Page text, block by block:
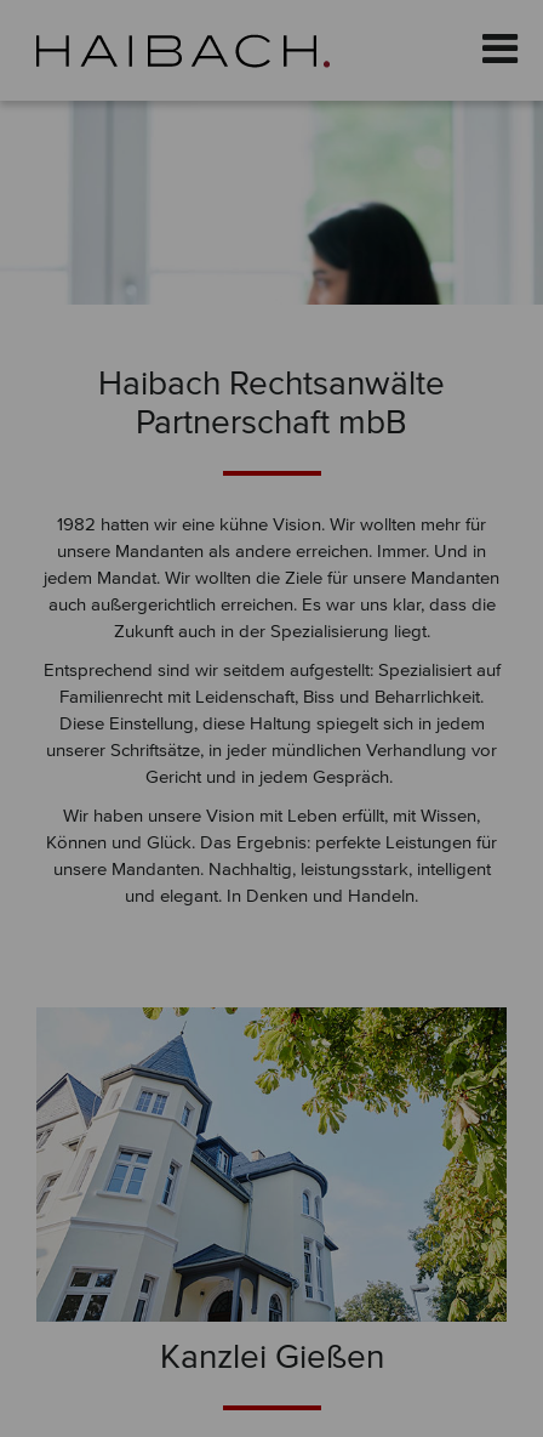
Haibach Rechtsanwälte
Partnerschaft mbB
1982 hatten wir eine kühne Vision. Wir wollten mehr für
unsere Mandanten als andere erreichen. Immer. Und in
jedem Mandat. Wir wollten die Ziele für unsere Mandanten
auch außergerichtlich erreichen. Es war uns klar, dass die
Zukunft auch in der Spezialisierung liegt.
Entsprechend sind wir seitdem aufgestellt: Spezialisiert auf
Familienrecht mit Leidenschaft, Biss und Beharrlichkeit.
Diese Einstellung, diese Haltung spiegelt sich in jedem
unserer Schriftsätze, in jeder mündlichen Verhandlung vor
Gericht und in jedem Gespräch.
Wir haben unsere Vision mit Leben erfüllt, mit Wissen,
Können und Glück. Das Ergebnis: perfekte Leistungen für
unsere Mandanten. Nachhaltig, leistungsstark, intelligent
und elegant. In Denken und Handeln.
Kanzlei Gießen